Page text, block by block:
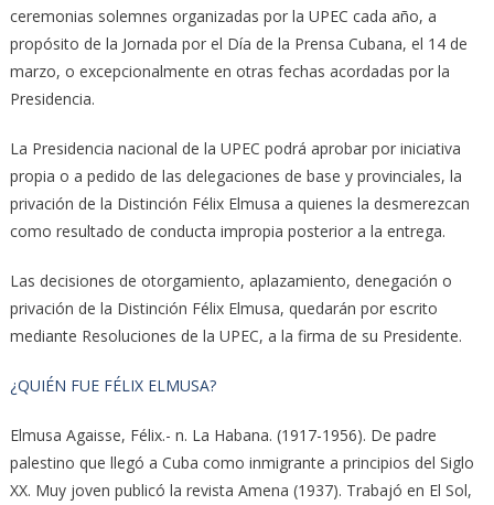
ceremonias solemnes organizadas por la UPEC cada año, a
propósito de la Jornada por el Día de la Prensa Cubana, el 14 de
marzo, o excepcionalmente en otras fechas acordadas por la
Presidencia.
La Presidencia nacional de la UPEC podrá aprobar por iniciativa
propia o a pedido de las delegaciones de base y provinciales, la
privación de la Distinción Félix Elmusa a quienes la desmerezcan
como resultado de conducta impropia posterior a la entrega.
Las decisiones de otorgamiento, aplazamiento, denegación o
privación de la Distinción Félix Elmusa, quedarán por escrito
mediante Resoluciones de la UPEC, a la firma de su Presidente.
¿QUIÉN FUE FÉLIX ELMUSA?
Elmusa Agaisse, Félix.- n. La Habana. (1917-1956). De padre
palestino que llegó a Cuba como inmigrante a principios del Siglo
XX. Muy joven publicó la revista Amena (1937). Trabajó en El Sol,